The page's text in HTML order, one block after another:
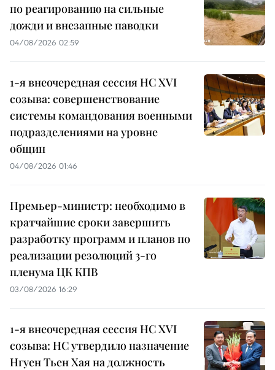
по реагированию на сильные
дожди и внезапные паводки
04/08/2026 02:59
1-я внеочередная сессия НС XVI
созыва: совершенствование
системы командования военными
подразделениями на уровне
общин
04/08/2026 01:46
Премьер-министр: необходимо в
кратчайшие сроки завершить
разработку программ и планов по
реализации резолюций 3-го
пленума ЦК КПВ
03/08/2026 16:29
1-я внеочередная сессия НС XVI
созыва: НС утвердило назначение
Нгуен Тьен Хая на должность